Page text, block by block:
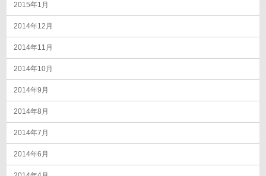
2015年1月
2014年12月
2014年11月
2014年10月
2014年9月
2014年8月
2014年7月
2014年6月